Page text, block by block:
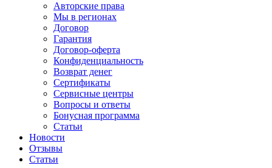
Авторские права
Мы в регионах
Договор
Гарантия
Договор-оферта
Конфиденциальность
Возврат денег
Сертификаты
Сервисные центры
Вопросы и ответы
Бонусная программа
Статьи
Новости
Отзывы
Статьи